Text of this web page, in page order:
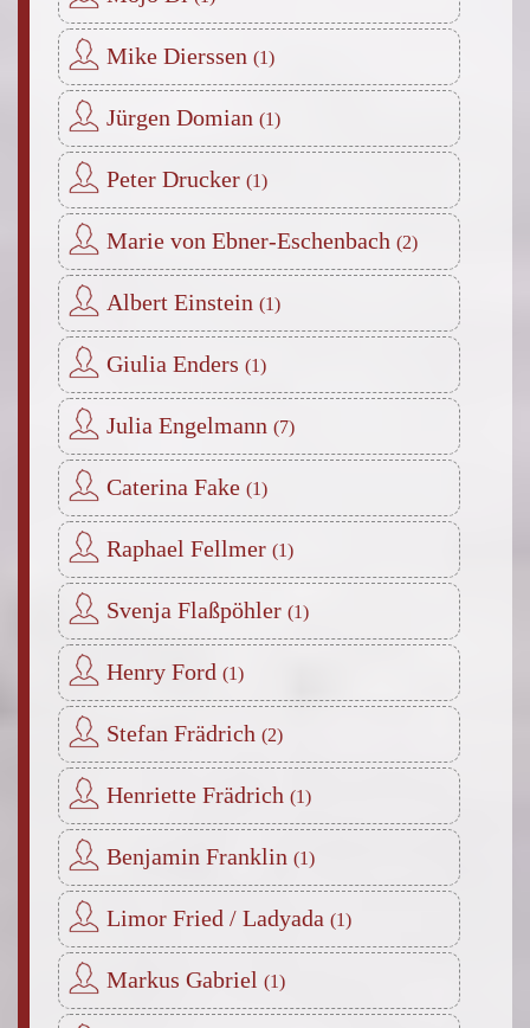
Mike Dierssen
Jürgen Domian
Peter Drucker
Marie von Ebner-Eschenbach
Albert Einstein
Giulia Enders
Julia Engelmann
Caterina Fake
Raphael Fellmer
Svenja Flaßpöhler
Henry Ford
Stefan Frädrich
Henriette Frädrich
Benjamin Franklin
Limor Fried / Ladyada
Markus Gabriel